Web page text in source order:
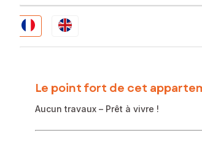
Le point fort de cet
Aucun travaux – Prêt à vivre !